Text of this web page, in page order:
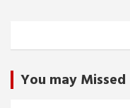
You may Missed